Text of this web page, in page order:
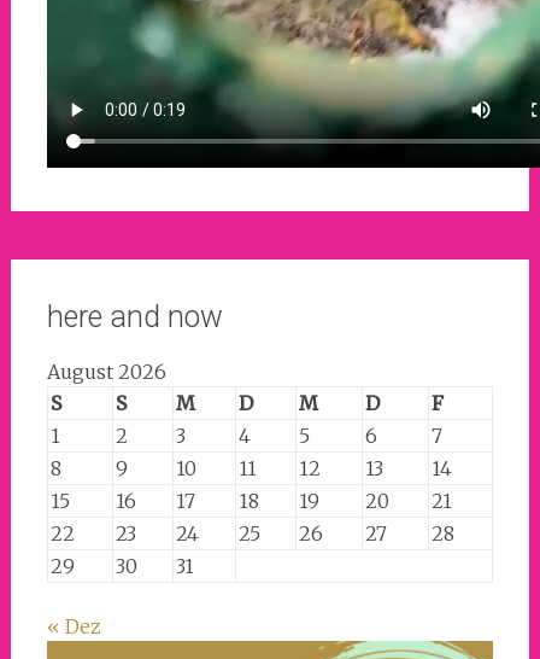
here and now
August 2026
S
S M D M D
F
1
2 3 4 5 6
7
8
9 10 11 12 13
14
15
16 17 18 19 20
21
22
23 24 25 26 27
28
29
30 31
« Dez